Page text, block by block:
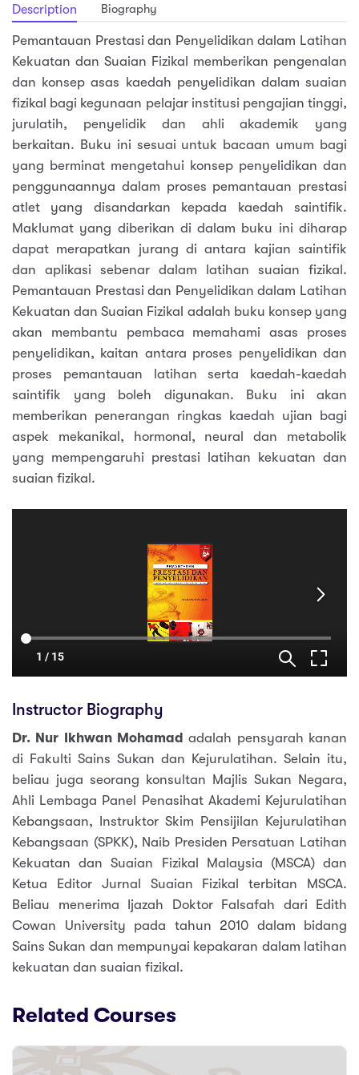
Description Biography
Pemantauan Prestasi dan Penyelidikan dalam Latihan
Kekuatan dan Suaian Fizikal memberikan pengenalan
dan konsep asas kaedah penyelidikan dalam suaian
fizikal bagi kegunaan pelajar institusi pengajian tinggi,
jurulatih, penyelidik dan ahli akademik yang
berkaitan. Buku ini sesuai untuk bacaan umum bagi
yang berminat mengetahui konsep penyelidikan dan
penggunaannya dalam proses pemantauan prestasi
atlet yang disandarkan kepada kaedah saintifik.
Maklumat yang diberikan di dalam buku ini diharap
dapat merapatkan jurang di antara kajian saintifik
dan aplikasi sebenar dalam latihan suaian fizikal.
Pemantauan Prestasi dan Penyelidikan dalam Latihan
Kekuatan dan Suaian Fizikal adalah buku konsep yang
akan membantu pembaca memahami asas proses
penyelidikan, kaitan antara proses penyelidikan dan
proses pemantauan latihan serta kaedah-kaedah
saintifik yang boleh digunakan. Buku ini akan
memberikan penerangan ringkas kaedah ujian bagi
aspek mekanikal, hormonal, neural dan metabolik
yang mempengaruhi prestasi latihan kekuatan dan
suaian fizikal.
Instructor Biography
Dr. Nur Ikhwan Mohamad adalah pensyarah kanan
di Fakulti Sains Sukan dan Kejurulatihan. Selain itu,
beliau juga seorang konsultan Majlis Sukan Negara,
Ahli Lembaga Panel Penasihat Akademi Kejurulatihan
Kebangsaan, Instruktor Skim Pensijilan Kejurulatihan
Kebangsaan (SPKK), Naib Presiden Persatuan Latihan
Kekuatan dan Suaian Fizikal Malaysia (MSCA) dan
Ketua Editor Jurnal Suaian Fizikal terbitan MSCA.
Beliau menerima Ijazah Doktor Falsafah dari Edith
Cowan University pada tahun 2010 dalam bidang
Sains Sukan dan mempunyai kepakaran dalam latihan
kekuatan dan suaian fizikal.
Related Courses